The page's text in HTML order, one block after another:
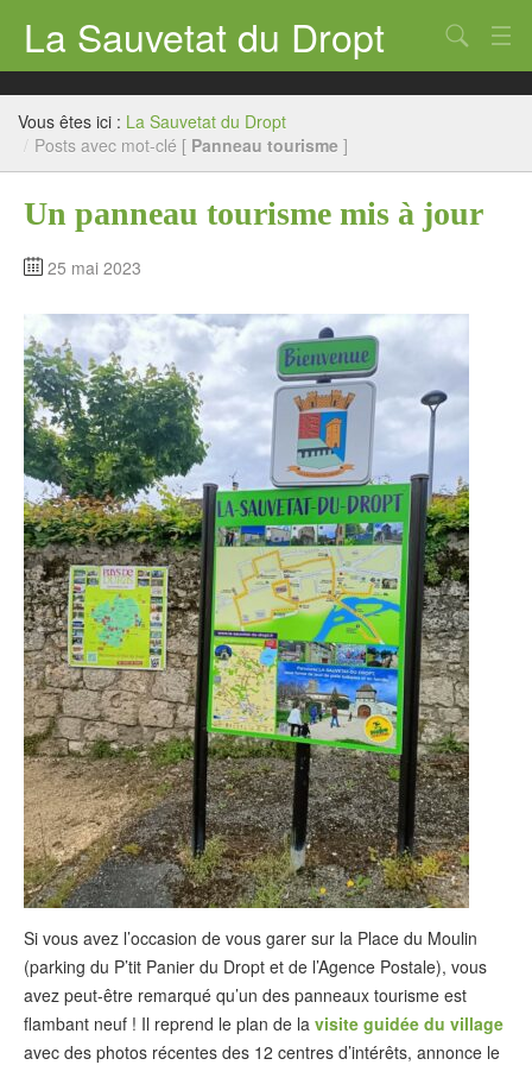
La Sauvetat du Dropt
Accueil
Mairie
Archives
Agenda 2026
Contact
Chercher
Vous êtes ici : La Sauvetat du Dropt
/ Posts avec mot-clé [ Panneau tourisme ]
Un panneau tourisme mis à jour
25 mai 2023
Si vous avez l’occasion de vous garer sur la Place du Moulin
(parking du P’tit Panier du Dropt et de l’Agence Postale), vous
avez peut-être remarqué qu’un des panneaux tourisme est
flambant neuf ! Il reprend le plan de la visite guidée du village
avec des photos récentes des 12 centres d’intérêts, annonce le